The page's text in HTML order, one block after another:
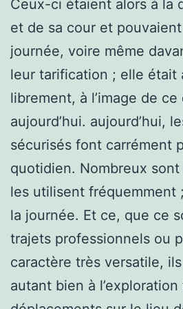
Ceux-ci étaient alors à la
et de sa cour et
journée, voire même
leur tarification ; elle était
librement, à l’image de ce
aujourd’hui. aujourd’hui,
sécurisés font carrément
quotidien. Nombreux
les utilisent fréquemment
la journée. Et ce, que ce
trajets professionnels ou
caractère très versatile,
autant bien à l’exploration